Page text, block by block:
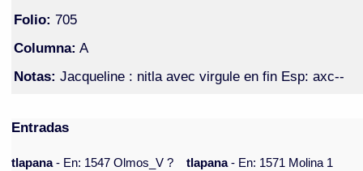
Folio: 705
Columna: A
Notas: Jacqueline : nitla avec virgule en fin Esp: axc--
Entradas
tlapana- En: 1547 Olmos_V ? tlapana- En: 1571 Molina 1